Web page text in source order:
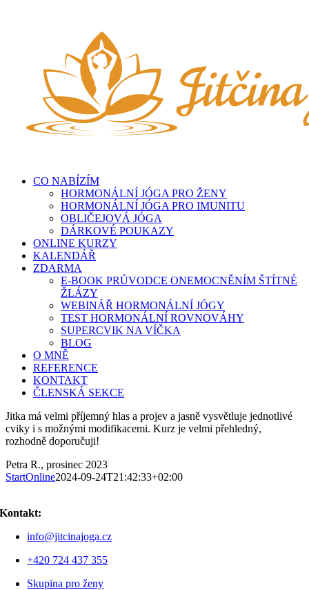
CO NABÍZÍM
HORMONÁLNÍ JÓGA PRO ŽENY
HORMONÁLNÍ JÓGA PRO IMUNITU
OBLIČEJOVÁ JÓGA
DÁRKOVÉ POUKAZY
ONLINE KURZY
KALENDÁŘ
ZDARMA
E-BOOK PRŮVODCE ONEMOCNĚNÍM ŠTÍTNÉ
ŽLÁZY
WEBINÁŘ HORMONÁLNÍ JÓGY
TEST HORMONÁLNÍ ROVNOVÁHY
SUPERCVIK NA VÍČKA
BLOG
O MNĚ
REFERENCE
KONTAKT
ČLENSKÁ SEKCE
Jitka má velmi příjemný hlas a projev a jasně vysvětluje jednotlivé
cviky i s možnými modifikacemi. Kurz je velmi přehledný,
rozhodně doporučuji!
Petra R., prosinec 2023
StartOnline2024-09-24T21:42:33+02:00
Kontakt:
info@jitcinajoga.cz
+420 724 437 355
Skupina pro ženy